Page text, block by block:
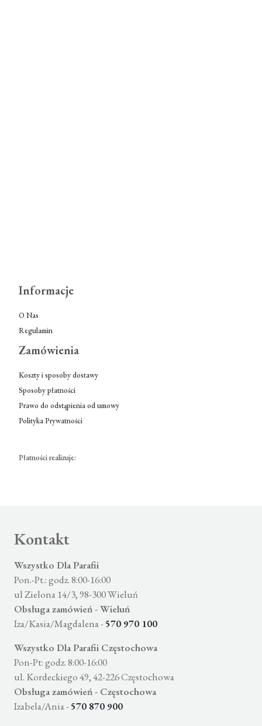
Informacje
O Nas
Regulamin
Zamówienia
Koszty i sposoby dostawy
Sposoby płatności
Prawo do odstąpienia od umowy
Polityka Prywatności
Płatności realizuje:
Kontakt
Wszystko Dla Parafii
Pon.-Pt.: godz. 8:00-16:00
ul Zielona 14/3, 98-300 Wieluń
Obsługa zamówień - Wieluń
Iza/Kasia/Magdalena - 570 970 100
Wszystko Dla Parafii Częstochowa
Pon-Pt: godz. 8:00-16:00
ul. Kordeckiego 49, 42-226 Częstochowa
Obsługa zamówień - Częstochowa
Izabela/Ania - 570 870 900